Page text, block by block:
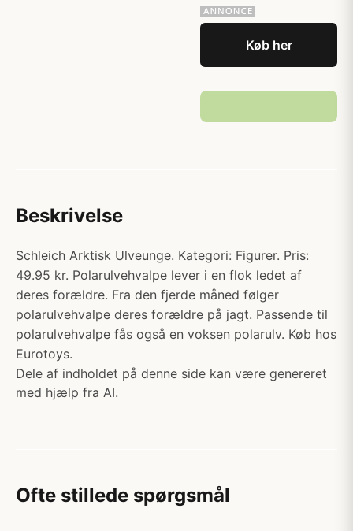
Køb her
Beskrivelse
Schleich Arktisk Ulveunge. Kategori: Figurer. Pris:
49.95 kr. Polarulvehvalpe lever i en flok ledet af
deres forældre. Fra den fjerde måned følger
polarulvehvalpe deres forældre på jagt. Passende til
polarulvehvalpe fås også en voksen polarulv. Køb hos
Eurotoys.
Dele af indholdet på denne side kan være genereret
med hjælp fra AI.
Ofte stillede spørgsmål